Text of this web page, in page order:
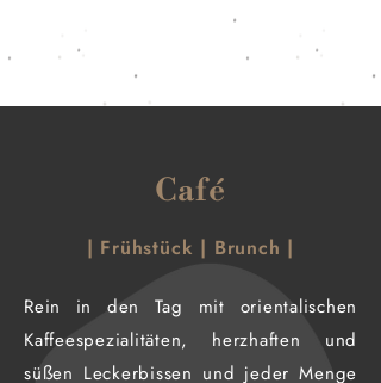
Café
| Frühstück | Brunch |
Rein in den Tag mit orientalischen
Kaffeespezialitäten, herzhaften und
süßen Leckerbissen und jeder Menge